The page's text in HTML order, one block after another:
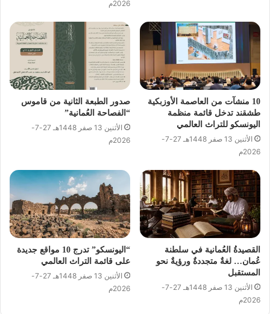
2026م
10 منشآت من العاصمة الأوزبكية
طشقند تدخل قائمة منظمة
اليونسكو للتراث العالمي
الأثنين 13 صفر 1448هـ 27-7-
2026م
صدور الطبعة الثانية من قاموس
“الفصاحة العُمانية”
الأثنين 13 صفر 1448هـ 27-7-
2026م
القصيدةُ العُمانية في سلطنة
عُمان… لغةٌ متجددةٌ ورؤيةٌ نحو
المستقبل
الأثنين 13 صفر 1448هـ 27-7-
2026م
“اليونسكو” تدرج 10 مواقع جديدة
على قائمة التراث العالمي
الأثنين 13 صفر 1448هـ 27-7-
2026م